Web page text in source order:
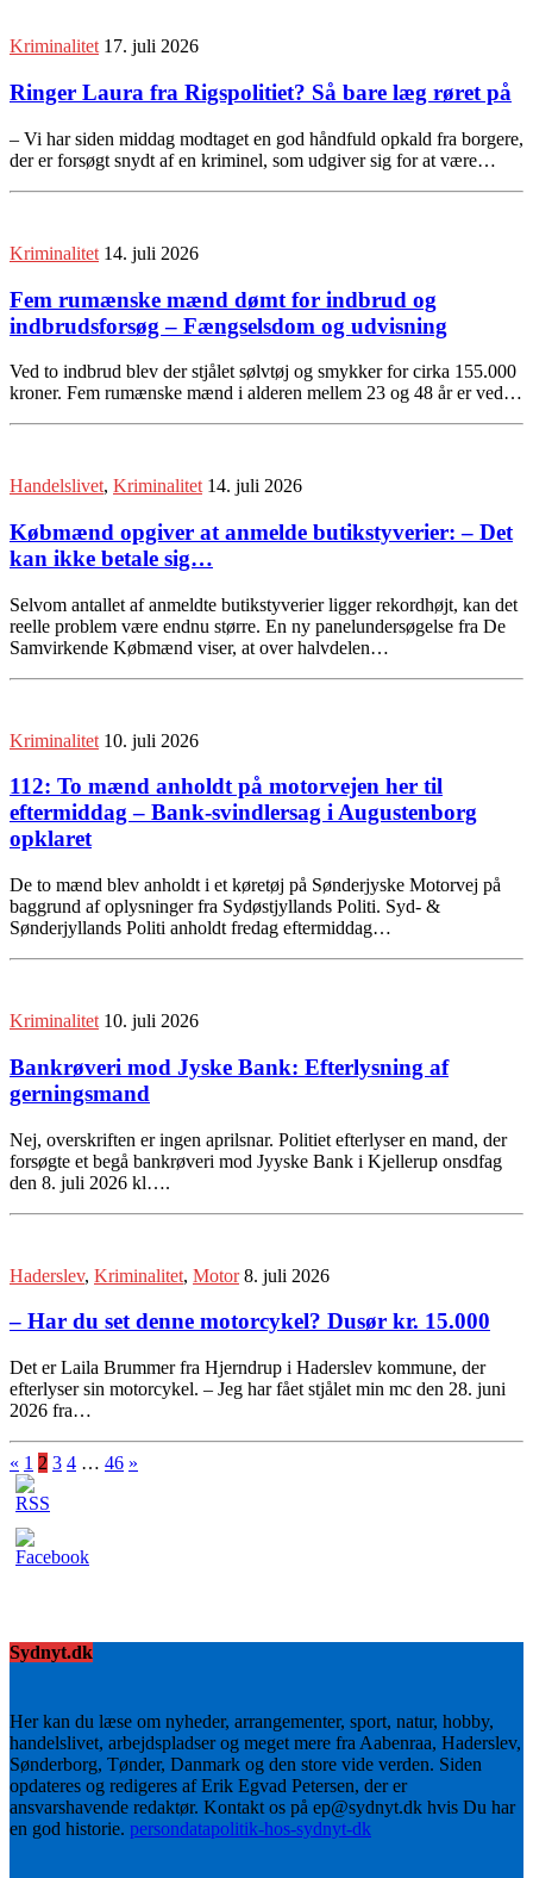
Kriminalitet 17. juli 2026
Ringer Laura fra Rigspolitiet? Så bare læg røret på
– Vi har siden middag modtaget en god håndfuld opkald fra borgere,
der er forsøgt snydt af en kriminel, som udgiver sig for at være…
Kriminalitet 14. juli 2026
Fem rumænske mænd dømt for indbrud og
indbrudsforsøg – Fængselsdom og udvisning
Ved to indbrud blev der stjålet sølvtøj og smykker for cirka 155.000
kroner. Fem rumænske mænd i alderen mellem 23 og 48 år er ved…
Handelslivet, Kriminalitet 14. juli 2026
Købmænd opgiver at anmelde butikstyverier: – Det
kan ikke betale sig…
Selvom antallet af anmeldte butikstyverier ligger rekordhøjt, kan det
reelle problem være endnu større. En ny panelundersøgelse fra De
Samvirkende Købmænd viser, at over halvdelen…
Kriminalitet 10. juli 2026
112: To mænd anholdt på motorvejen her til
eftermiddag – Bank-svindlersag i Augustenborg
opklaret
De to mænd blev anholdt i et køretøj på Sønderjyske Motorvej på
baggrund af oplysninger fra Sydøstjyllands Politi. Syd- &
Sønderjyllands Politi anholdt fredag eftermiddag…
Kriminalitet 10. juli 2026
Bankrøveri mod Jyske Bank: Efterlysning af
gerningsmand
Nej, overskriften er ingen aprilsnar. Politiet efterlyser en mand, der
forsøgte et begå bankrøveri mod Jyyske Bank i Kjellerup onsdfag
den 8. juli 2026 kl….
Haderslev, Kriminalitet, Motor 8. juli 2026
– Har du set denne motorcykel? Dusør kr. 15.000
Det er Laila Brummer fra Hjerndrup i Haderslev kommune, der
efterlyser sin motorcykel. – Jeg har fået stjålet min mc den 28. juni
2026 fra…
« 1 2 3 4 … 46 »
Sydnyt.dk
Her kan du læse om nyheder, arrangementer, sport, natur, hobby,
handelslivet, arbejdspladser og meget mere fra Aabenraa, Haderslev,
Sønderborg, Tønder, Danmark og den store vide verden. Siden
opdateres og redigeres af Erik Egvad Petersen, der er
ansvarshavende redaktør. Kontakt os på ep@sydnyt.dk hvis Du har
en god historie. persondatapolitik-hos-sydnyt-dk